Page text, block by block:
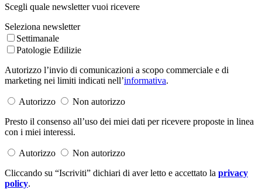
Scegli quale newsletter vuoi ricevere
Seleziona newsletter
Settimanale
Patologie Edilizie
Autorizzo l’invio di comunicazioni a scopo commerciale e di
marketing nei limiti indicati nell’informativa.
Autorizzo
Non autorizzo
Presto il consenso all’uso dei miei dati per ricevere proposte in linea
con i miei interessi.
Autorizzo
Non autorizzo
Cliccando su “Iscriviti” dichiari di aver letto e accettato la privacy
policy.